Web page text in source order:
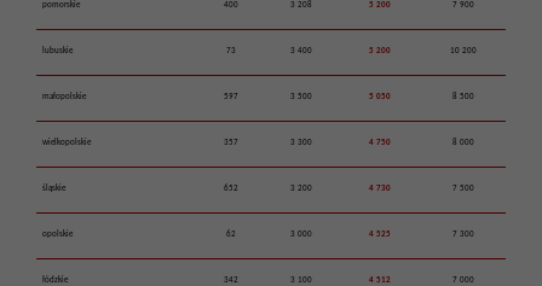
pomorskie 400 3 208 5 200 7 900
lubuskie 73 3 400 5 200 10 200
małopolskie 597 3 500 5 050 8 500
wielkopolskie 357 3 300 4 750 8 000
śląskie 652 3 200 4 730 7 500
opolskie 62 3 000 4 525 7 300
łódzkie 342 3 100 4 512 7 000